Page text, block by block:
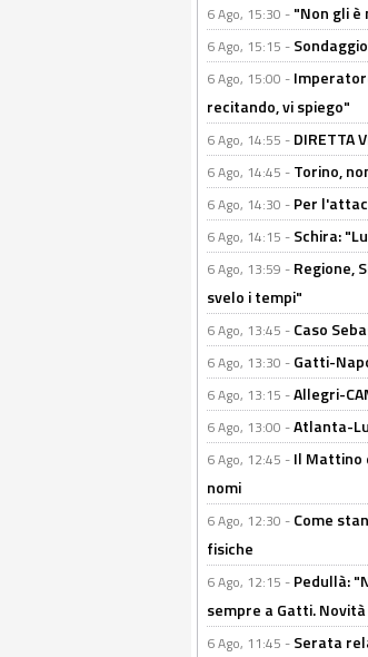
6 Ago, 15:30 - "Non gli è
6 Ago, 15:15 -
6 Ago, 15:00 -
recitando, vi spiego"
6 Ago, 14:55 - DIRETTA
6 Ago, 14:45 - Torino,
6 Ago, 14:30 - Per
6 Ago, 14:15 - Schira:
6 Ago, 13:59 - Regione,
svelo i tempi"
6 Ago, 13:45 - Caso
6 Ago, 13:30 - Gatti-
6 Ago, 13:15 -Allegri-
6 Ago, 13:00 -Atlanta-
6 Ago, 12:45 - Il Mattino
nomi
6 Ago, 12:30 - Come
fisiche
6 Ago, 12:15 - Pedullà:
sempre a Gatti.
6 Ago, 11:45 - Serata